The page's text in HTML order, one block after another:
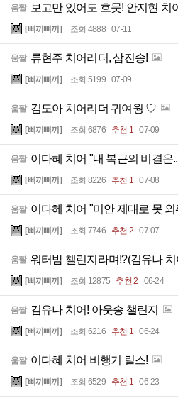
움짤 보고만 있어도 흐뭇! 안지현 치
[삐끼삐끼] 조회 4888 07-11
움짤 류현주 치어리더, 삼진송!
[삐끼삐끼] 조회 5199 07-09
움짤 김도아 치어리더 귀여웡 ♡
[삐끼삐끼] 조회 6876 추천 1 07-09
움짤 이다혜 치어 "내 복근의 비결은
[삐끼삐끼] 조회 8226 추천 1 07-08
움짤 이다혜 치어 "미안 제대로 못 외
[삐끼삐끼] 조회 7746 추천 2 07-07
움짤 워터밤 챌린지라며!?(김유나 치
[삐끼삐끼] 조회 12875 추천 2 06-24
움짤 김유나 치어! 아웃송 챌린지
[삐끼삐끼] 조회 6216 추천 1 06-24
움짤 이다혜 치어 비행기 릴스!
[삐끼삐끼] 조회 6529 추천 1 06-23